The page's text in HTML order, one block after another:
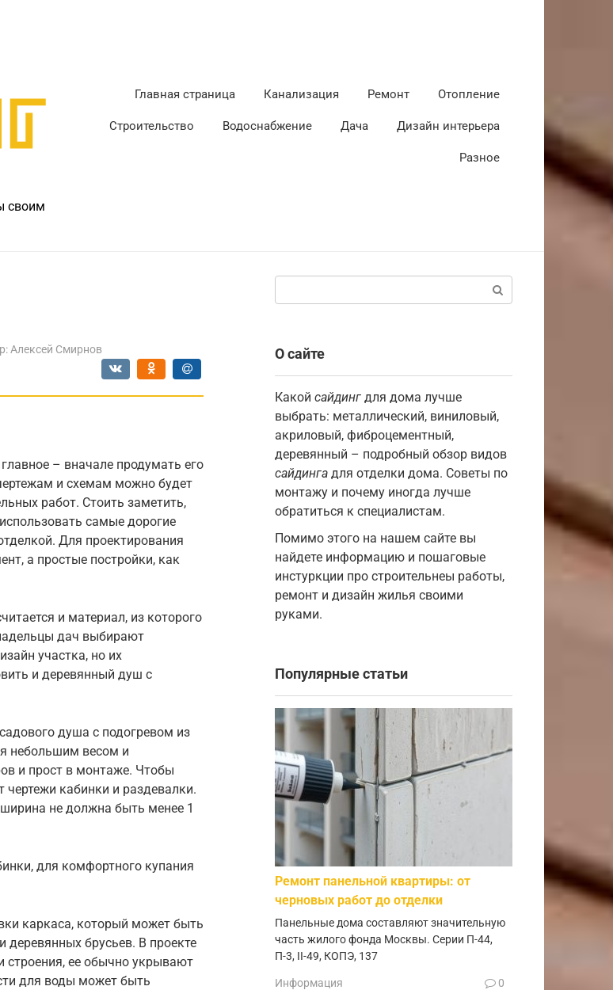
своим
Главная страница Канализация Ремонт Отопление
Строительство Водоснабжение Дача Дизайн интерьера
Разное
Алексей Смирнов
– вначале продумать его
и схемам можно будет
работ. Стоить заметить,
самые дорогие
Для проектирования
а простые постройки, как
и материал, из которого
дач выбирают
участка, но их
и деревянный душ с
душа с подогревом из
небольшим весом и
и прост в монтаже. Чтобы
кабинки и раздевалки.
не должна быть менее 1
для комфортного купания
каркаса, который может быть
деревянных брусьев. В проекте
строения, ее обычно укрывают
для воды может быть
О сайте
Какой сайдинг для дома лучше
выбрать: металлический, виниловый,
акриловый, фиброцементный,
деревянный – подробный обзор видов
сайдинга для отделки дома. Советы по
монтажу и почему иногда лучше
обратиться к специалистам.
Помимо этого на нашем сайте вы
найдете информацию и пошаговые
инстуркции про строительнеы работы,
ремонт и дизайн жилья своими
руками.
Популярные статьи
Ремонт панельной квартиры: от
черновых работ до отделки
Панельные дома составляют значительную
часть жилого фонда Москвы. Серии П-44,
П-3, II-49, КОПЭ, 137
Информация 0